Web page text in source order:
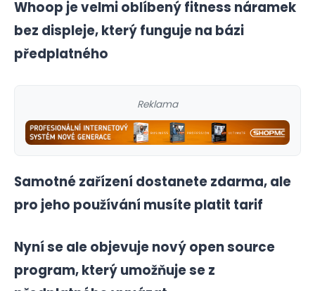
Whoop je velmi oblíbený fitness náramek
bez displeje, který funguje na bázi
předplatného
Reklama
Samotné zařízení dostanete zdarma, ale
pro jeho používání musíte platit tarif
Nyní se ale objevuje nový open source
program, který umožňuje se z